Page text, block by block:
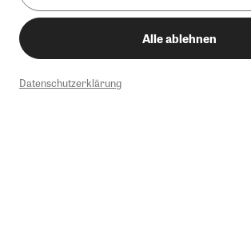
Alle ablehnen
Datenschutzerklärung